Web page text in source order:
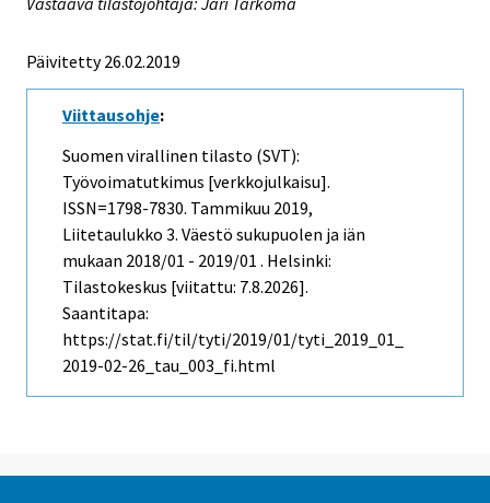
Päivitetty 26.02.2019
Viittausohje:
Suomen virallinen tilasto (SVT):
Työvoimatutkimus [verkkojulkaisu].
ISSN=1798-7830. Tammikuu 2019,
Liitetaulukko 3. Väestö sukupuolen ja iän
mukaan 2018/01 - 2019/01 . Helsinki:
Tilastokeskus [viitattu: 7.8.2026].
Saantitapa:
https://stat.fi/til/tyti/2019/01/tyti_2019_01_
2019-02-26_tau_003_fi.html